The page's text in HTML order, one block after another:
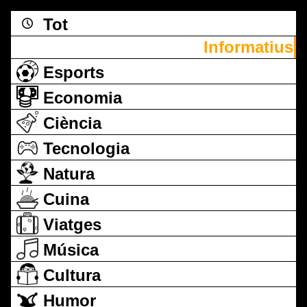
Tot
Informatius
Esports
Economia
Ciència
Tecnologia
Natura
Cuina
Viatges
Música
Cultura
Humor